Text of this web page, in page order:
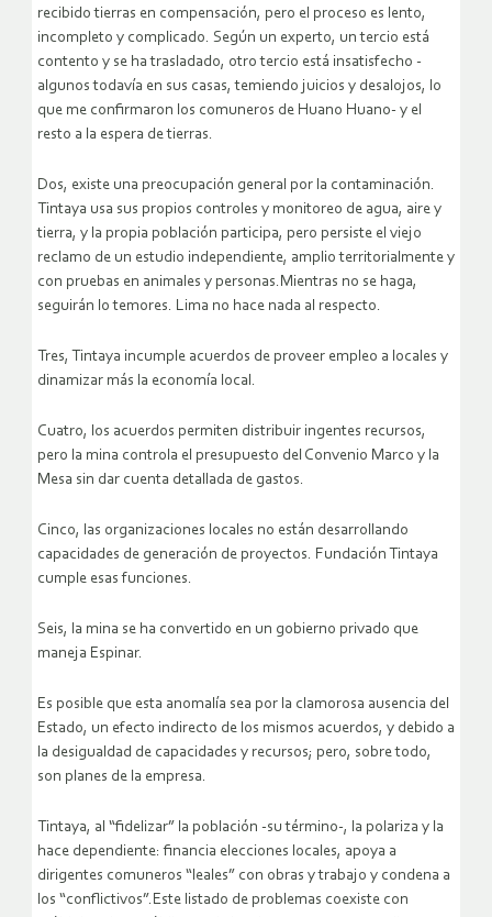
recibido tierras en compensación, pero el proceso es lento,
incompleto y complicado. Según un experto, un tercio está
contento y se ha trasladado, otro tercio está insatisfecho -
algunos todavía en sus casas, temiendo juicios y desalojos, lo
que me confirmaron los comuneros de Huano Huano- y el
resto a la espera de tierras.
Dos, existe una preocupación general por la contaminación.
Tintaya usa sus propios controles y monitoreo de agua, aire y
tierra, y la propia población participa, pero persiste el viejo
reclamo de un estudio independiente, amplio territorialmente y
con pruebas en animales y personas.Mientras no se haga,
seguirán lo temores. Lima no hace nada al respecto.
Tres, Tintaya incumple acuerdos de proveer empleo a locales y
dinamizar más la economía local.
Cuatro, los acuerdos permiten distribuir ingentes recursos,
pero la mina controla el presupuesto del Convenio Marco y la
Mesa sin dar cuenta detallada de gastos.
Cinco, las organizaciones locales no están desarrollando
capacidades de generación de proyectos. Fundación Tintaya
cumple esas funciones.
Seis, la mina se ha convertido en un gobierno privado que
maneja Espinar.
Es posible que esta anomalía sea por la clamorosa ausencia del
Estado, un efecto indirecto de los mismos acuerdos, y debido a
la desigualdad de capacidades y recursos; pero, sobre todo,
son planes de la empresa.
Tintaya, al “fidelizar” la población -su término-, la polariza y la
hace dependiente: financia elecciones locales, apoya a
dirigentes comuneros “leales” con obras y trabajo y condena a
los “conflictivos”.Este listado de problemas coexiste con